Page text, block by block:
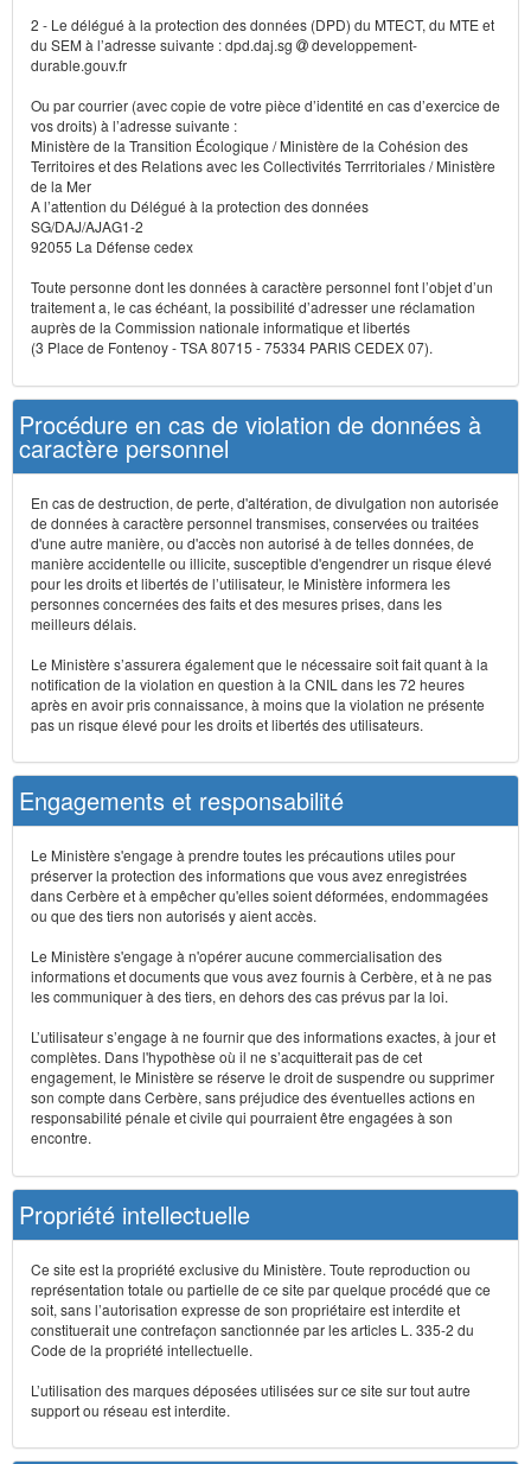
2 - Le délégué à la protection des données (DPD) du MTECT, du MTE et
du SEM à l’adresse suivante : dpd.daj.sg
developpement-
durable.gouv.fr
Ou par courrier (avec copie de votre pièce d’identité en cas d’exercice de
vos droits) à l’adresse suivante :
Ministère de la Transition Écologique / Ministère de la Cohésion des
Territoires et des Relations avec les Collectivités Terrritoriales / Ministère
de la Mer
A l’attention du Délégué à la protection des données
SG/DAJ/AJAG1-2
92055 La Défense cedex
Toute personne dont les données à caractère personnel font l’objet d’un
traitement a, le cas échéant, la possibilité d’adresser une réclamation
auprès de la Commission nationale informatique et libertés
(3 Place de Fontenoy - TSA 80715 - 75334 PARIS CEDEX 07).
Procédure en cas de violation de données à
caractère personnel
En cas de destruction, de perte, d'altération, de divulgation non autorisée
de données à caractère personnel transmises, conservées ou traitées
d'une autre manière, ou d'accès non autorisé à de telles données, de
manière accidentelle ou illicite, susceptible d'engendrer un risque élevé
pour les droits et libertés de l’utilisateur, le Ministère informera les
personnes concernées des faits et des mesures prises, dans les
meilleurs délais.
Le Ministère s’assurera également que le nécessaire soit fait quant à la
notification de la violation en question à la CNIL dans les 72 heures
après en avoir pris connaissance, à moins que la violation ne présente
pas un risque élevé pour les droits et libertés des utilisateurs.
Engagements et responsabilité
Le Ministère s'engage à prendre toutes les précautions utiles pour
préserver la protection des informations que vous avez enregistrées
dans Cerbère et à empêcher qu'elles soient déformées, endommagées
ou que des tiers non autorisés y aient accès.
Le Ministère s'engage à n'opérer aucune commercialisation des
informations et documents que vous avez fournis à Cerbère, et à ne pas
les communiquer à des tiers, en dehors des cas prévus par la loi.
L’utilisateur s’engage à ne fournir que des informations exactes, à jour et
complètes. Dans l'hypothèse où il ne s’acquitterait pas de cet
engagement, le Ministère se réserve le droit de suspendre ou supprimer
son compte dans Cerbère, sans préjudice des éventuelles actions en
responsabilité pénale et civile qui pourraient être engagées à son
encontre.
Propriété intellectuelle
Ce site est la propriété exclusive du Ministère. Toute reproduction ou
représentation totale ou partielle de ce site par quelque procédé que ce
soit, sans l’autorisation expresse de son propriétaire est interdite et
constituerait une contrefaçon sanctionnée par les articles L. 335-2 du
Code de la propriété intellectuelle.
L’utilisation des marques déposées utilisées sur ce site sur tout autre
support ou réseau est interdite.